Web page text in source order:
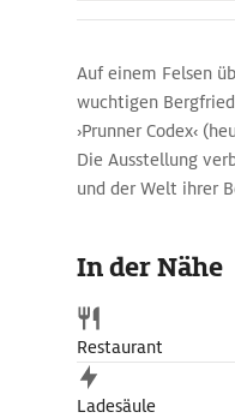
Auf einem Felsen
wuchtigen
›Prunner Codex‹
Die Ausstellung
und der Welt ihrer
In der Nähe
Restaurant
Ladesäule